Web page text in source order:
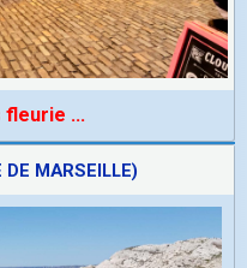
fleurie ...